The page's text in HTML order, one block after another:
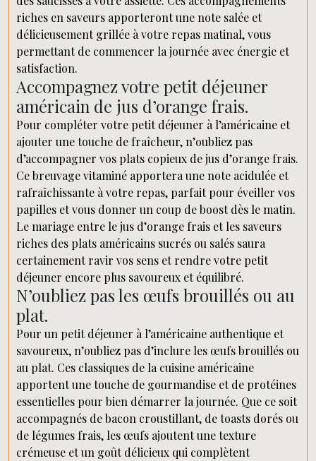
riches en saveurs apporteront une note salée et
délicieusement grillée à votre repas matinal, vous
permettant de commencer la journée avec énergie et
satisfaction.
Accompagnez votre petit déjeuner
américain de jus d’orange frais.
Pour compléter votre petit déjeuner à l’américaine et
ajouter une touche de fraîcheur, n’oubliez pas
d’accompagner vos plats copieux de jus d’orange frais.
Ce breuvage vitaminé apportera une note acidulée et
rafraîchissante à votre repas, parfait pour éveiller vos
papilles et vous donner un coup de boost dès le matin.
Le mariage entre le jus d’orange frais et les saveurs
riches des plats américains sucrés ou salés saura
certainement ravir vos sens et rendre votre petit
déjeuner encore plus savoureux et équilibré.
N’oubliez pas les œufs brouillés ou au
plat.
Pour un petit déjeuner à l’américaine authentique et
savoureux, n’oubliez pas d’inclure les œufs brouillés ou
au plat. Ces classiques de la cuisine américaine
apportent une touche de gourmandise et de protéines
essentielles pour bien démarrer la journée. Que ce soit
accompagnés de bacon croustillant, de toasts dorés ou
de légumes frais, les œufs ajoutent une texture
crémeuse et un goût délicieux qui complètent